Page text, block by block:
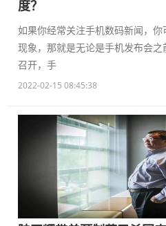
度？
如果你经常关注手机数码新闻，
现象，那就是无论是手机发布会
召开，手
2022-02-15 08:45:38